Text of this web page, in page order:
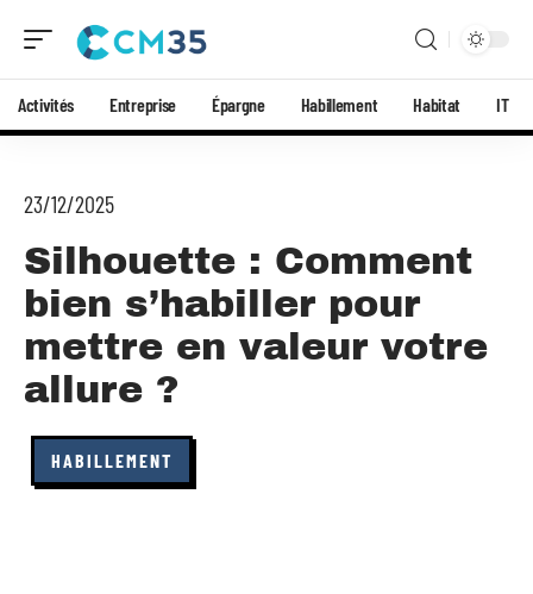
Activités Entreprise Épargne Habillement Habitat IT
23/12/2025
Silhouette : Comment
bien s’habiller pour
mettre en valeur votre
allure ?
HABILLEMENT